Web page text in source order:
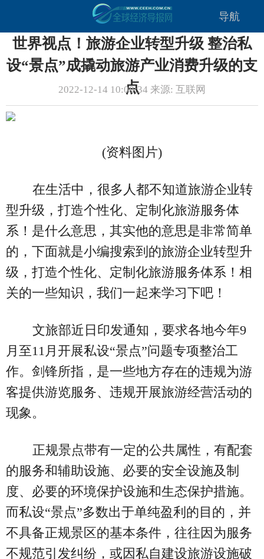
导航
世界视点！旅游企业转型升级 整治私
设“景点”成撬动旅游产业消费升级的支
点
2022-12-14 10:08:34 来源: 互联网
(资料图片)
在生活中，很多人都不知道旅游企业转
型升级，打造个性化、定制化旅游服务体
系！是什么意思，其实他的意思是非常简单
的，下面就是小编搜索到的旅游企业转型升
级，打造个性化、定制化旅游服务体系！相
关的一些知识，我们一起来学习下吧！
文旅部近日印发通知，要求各地今年9
月至11月开展私设“景点”问题专项整治工
作。剑锋所指，是一些地方存在的违规为游
客提供游览服务、违规开展旅游经营活动的
现象。
正规景点带有一定的公共属性，有配套
的服务和辅助设施、必要的安全设施及制
度、必要的环境保护设施和生态保护措施。
而私设“景点”多数出于单纯盈利的目的，并
不具备正规景区的基本条件，往往因为服务
不规范引发纠纷，或因私自建设旅游设施破